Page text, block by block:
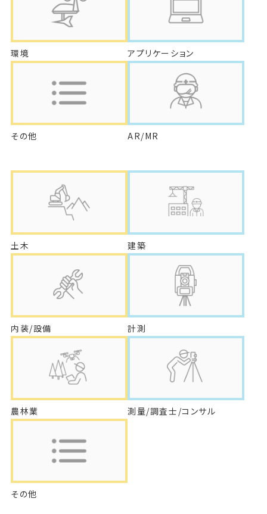
環境 アプリケーション
その他 AR/MR
土木 建築
内装/設備 計測
農林業 測量/調査士/コンサル
その他